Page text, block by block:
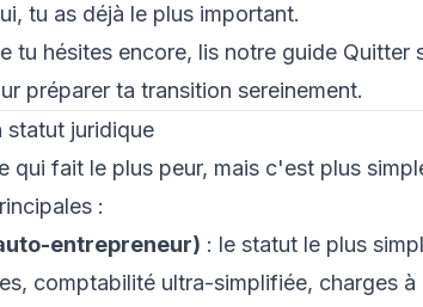
tu as déjà le plus important.
tu hésites encore, lis notre guide Quitter
préparer ta transition sereinement.
statut juridique
qui fait le plus peur, mais c'est plus
:
entrepreneur) : le statut le plus
comptabilité ultra-simplifiée, charges